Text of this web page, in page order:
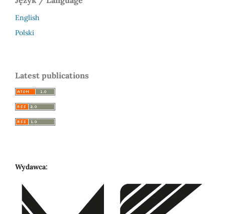
English
Polski
Latest publications
Wydawca: